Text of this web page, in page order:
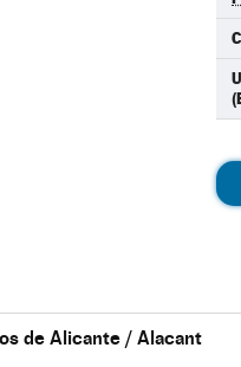
de Alicante / Alacant